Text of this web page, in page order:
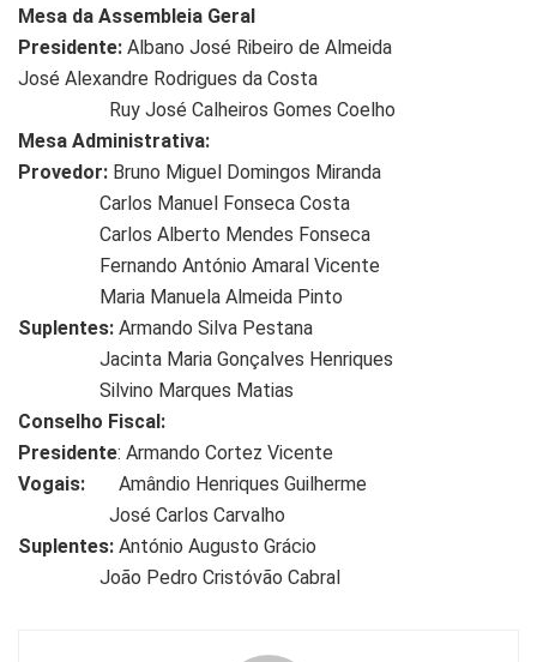
Mesa da Assembleia Geral
Presidente: Albano José Ribeiro de Almeida
José Alexandre Rodrigues da Costa
Ruy José Calheiros Gomes Coelho
Mesa Administrativa:
Provedor: Bruno Miguel Domingos Miranda
Carlos Manuel Fonseca Costa
Carlos Alberto Mendes Fonseca
Fernando António Amaral Vicente
Maria Manuela Almeida Pinto
Suplentes: Armando Silva Pestana
Jacinta Maria Gonçalves Henriques
Silvino Marques Matias
Conselho Fiscal:
Presidente: Armando Cortez Vicente
Vogais:
Amândio Henriques Guilherme
José Carlos Carvalho
Suplentes: António Augusto Grácio
João Pedro Cristóvão Cabral